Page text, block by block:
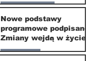
Nasze miasto
20 mar
Nowe podstawy
programowe podpisane.
Zmiany wejdą w życie
od września 2026
Edukacja